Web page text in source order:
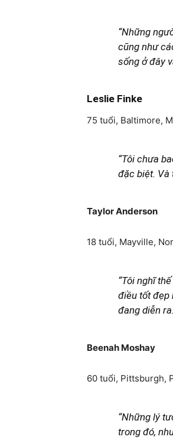
“Những
cũng như
sống ở đây
Leslie Finke
75 tuổi, Baltimore,
“Tôi chưa
đặc biệt. Và
Taylor Anderson
18 tuổi, Mayville,
“Tôi nghĩ
điều tốt đẹp
đang diễn
Beenah Moshay
60 tuổi, Pittsburgh,
“Những lý
trong đó,